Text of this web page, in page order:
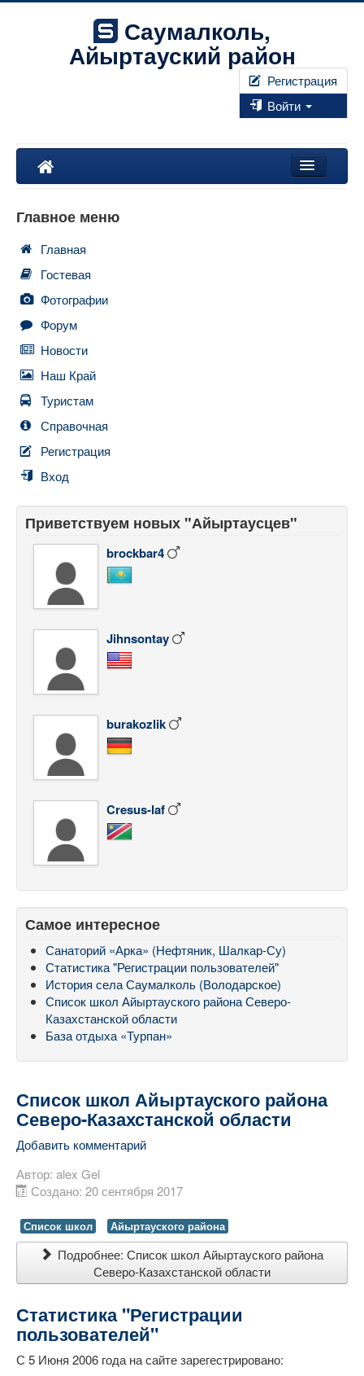
Саумалколь,
Айыртауский район
Регистрация
Войти
Правила
Главное меню
Главная
Гостевая
Фотографии
Форум
Новости
Наш Край
Туристам
Справочная
Регистрация
Вход
Приветствуем новых "Айыртаусцев"
brockbar4
Jihnsontay
burakozlik
Cresus-laf
Самое интересное
Санаторий «Арка» (Нефтяник, Шалкар-Су)
Статистика "Регистрации пользователей"
История села Саумалколь (Володарское)
Список школ Айыртауского района Северо-
Казахстанской области
База отдыха «Турпан»
Список школ Айыртауского района
Северо-Казахстанской области
Добавить комментарий
Автор: alex Gel
Создано: 20 сентября 2017
Список школ Айыртауского района
Подробнее: Список школ Айыртауского района
Северо-Казахстанской области
Статистика "Регистрации
пользователей"
С 5 Июня 2006 года на сайте зарегестрировано: